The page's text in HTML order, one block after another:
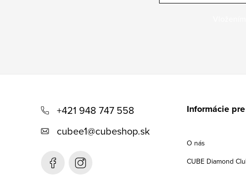
+421 948 747 558
cubee1@cubeshop.sk
Informácie
O nás
CUBE Diamond